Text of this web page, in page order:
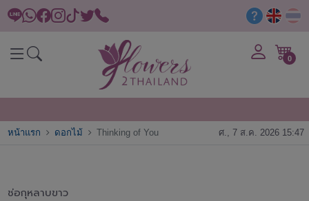
0
หน้าแรก ดอกไม้ Thinking of You ศ., 7 ส.ค. 2026 15:47
ช่อกุหลาบขาว